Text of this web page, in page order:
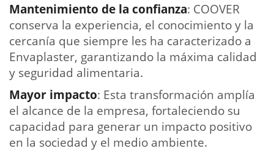
Mantenimiento de la confianza: COOVER
conserva la experiencia, el conocimiento y la
cercanía que siempre les ha caracterizado a
Envaplaster, garantizando la máxima calidad
y seguridad alimentaria.
Mayor impacto: Esta transformación amplía
el alcance de la empresa, fortaleciendo su
capacidad para generar un impacto positivo
en la sociedad y el medio ambiente.